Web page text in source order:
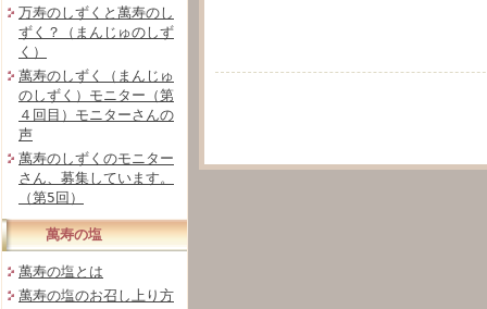
万寿のしずくと萬寿のし
ずく？（まんじゅのしず
く）
萬寿のしずく（まんじゅ
のしずく）モニター（第
４回目）モニターさんの
声
萬寿のしずくのモニター
さん、募集しています。
（第5回）
萬寿の塩
萬寿の塩とは
萬寿の塩のお召し上り方